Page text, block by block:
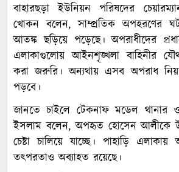
বাহারছড়া ইউনিয়ন পরিষদের
খোকন বলেন, সাম্প্রতিক অপহরণের
আতঙ্ক ছড়িয়ে পড়েছে। অপরাধীদের
এলাকাগুলোয় আইনশৃঙ্খলা বাহিনীর
করা জরুরি। অন্যথায় এসব অপরাধ
পড়বে।
জানতে চাইলে টেকনাফ মডেল থানার
ইসলাম বলেন, অপহৃত হোসেন আলীকে
চেষ্টা চালিয়ে যাচ্ছে। পাহাড়ি
তৎপরতাও অব্যাহত রয়েছে।